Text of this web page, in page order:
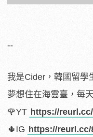
--
我是Cider，韓國留學
夢想住在海雲臺，每
🌹YT https://
🌵IG https://